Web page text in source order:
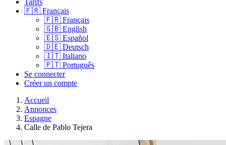
Tarifs
🇫🇷 Français
🇫🇷 Français
🇬🇧 English
🇪🇸 Español
🇩🇪 Deutsch
🇮🇹 Italiano
🇵🇹 Português
Se connecter
Créer un compte
Accueil
Annonces
Espagne
Calle de Pablo Tejera